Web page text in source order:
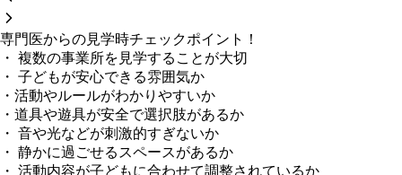
専門医からの見学時チェックポイント！
・ 複数の事業所を見学することが大切
・ 子どもが安心できる雰囲気か
・活動やルールがわかりやすいか
・道具や遊具が安全で選択肢があるか
・ 音や光などが刺激的すぎないか
・ 静かに過ごせるスペースがあるか
・ 活動内容が子どもに合わせて調整されているか